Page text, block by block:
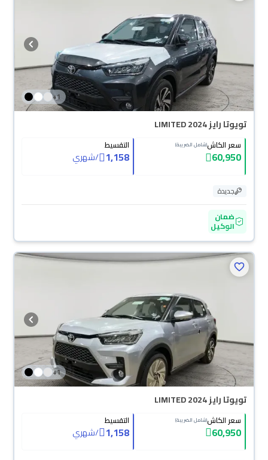
1
+
تويوتا رايز LIMITED 2024
سعر الكاش(شامل الضريبة)
60,950
التقسيط
1,158
/شهري
جديدة
ضمان
الوكيل
1
+
تويوتا رايز LIMITED 2024
سعر الكاش(شامل الضريبة)
60,950
التقسيط
1,158
/شهري